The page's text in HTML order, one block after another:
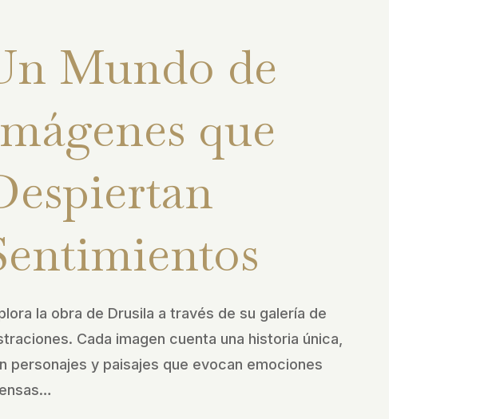
Mundo de
que
la obra de Drusila a través de su galería de
Cada imagen cuenta una historia única,
personajes y paisajes que evocan emociones